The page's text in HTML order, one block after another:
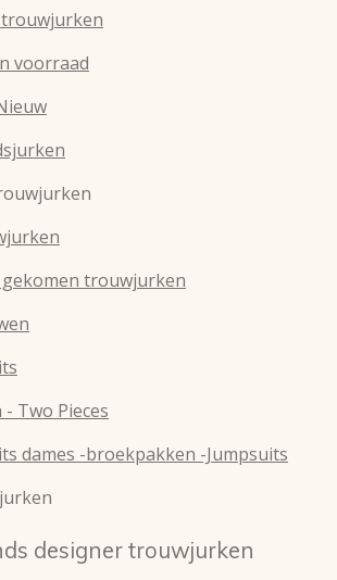
voorraad
trouwjurken
Two Pieces
dames -broekpakken -Jumpsuits
designer trouwjurken